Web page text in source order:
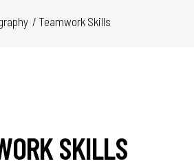
/ Teamwork Skills
SKILLS